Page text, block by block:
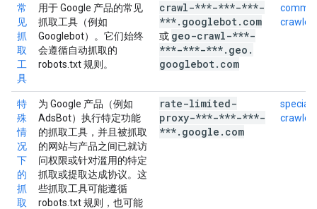
常
见
抓
取
工
具
用于 Google 产品的常见
抓取工具（例如
Googlebot）。它们始终
会遵循自动抓取的
robots.txt 规则。
crawl-***-***-***-
***. googlebot. com
或 geo-crawl-***-
***-***-***. geo .
googlebot. com
特
殊
情
况
下
的
抓
取
为 Google 产品（例如
AdsBot）执行特定功能
的抓取工具，并且被抓取
的网站与产品之间已就访
问权限或针对滥用的特定
抓取或提取达成协议。这
些抓取工具可能遵循
robots.txt 规则，也可能
rate-limited-
proxy-***-***-***-
***. google . com
special-